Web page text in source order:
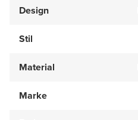
Design
Stil
Material
Marke